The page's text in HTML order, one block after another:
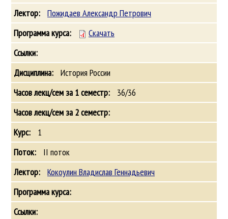
Пожидаев Александр Петрович
Скачать
История России
36/36
1
II поток
Кокоулин Владислав Геннадьевич